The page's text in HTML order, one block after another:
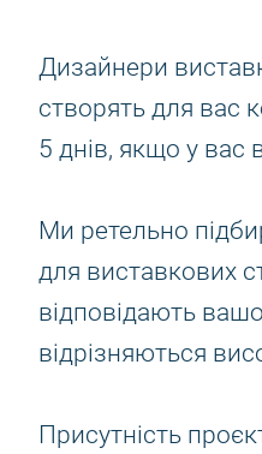
Дизайнери
створять для вас
5 днів, якщо у вас
Ми ретельно
для виставкових
відповідають
відрізняються
Присутність